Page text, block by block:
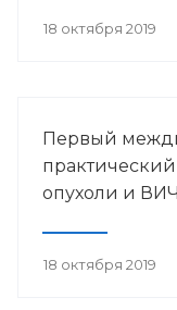
18 октября 2019
Первый
опухоли и
18 октября 2019